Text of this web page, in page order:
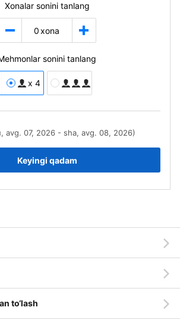
Xonalar sonini tanlang
0 xona
sonini tanlang
x 4
avg. 07, 2026 - sha, avg. 08, 2026)
Keyingi qadam
to‘lash